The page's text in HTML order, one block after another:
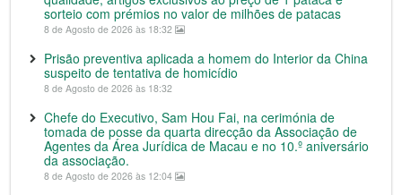
sorteio com prémios no valor de milhões de patacas
8 de Agosto de 2026 às 18:32
Prisão preventiva aplicada a homem do Interior da China
suspeito de tentativa de homicídio
8 de Agosto de 2026 às 18:32
Chefe do Executivo, Sam Hou Fai, na cerimónia de
tomada de posse da quarta direcção da Associação de
Agentes da Área Jurídica de Macau e no 10.º aniversário
da associação.
8 de Agosto de 2026 às 12:04